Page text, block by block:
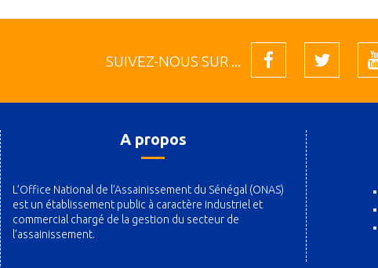
SUIVEZ-NOUS SUR ...
A propos
L’Office National de l’Assainissement du Sénégal (ONAS)
est un établissement public à caractère industriel et
commercial chargé de la gestion du secteur de
l’assainissement.